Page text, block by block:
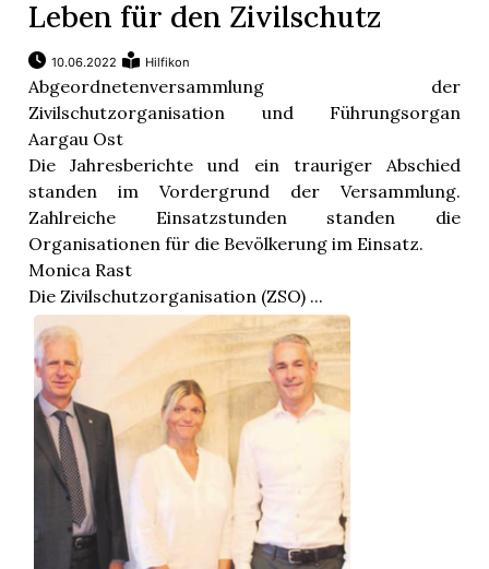
Leben für den Zivilschutz
10.06.2022 Hilfikon
Abgeordnetenversammlung der
Zivilschutzorganisation und Führungsorgan
Aargau Ost
Die Jahresberichte und ein trauriger Abschied
standen im Vordergrund der Versammlung.
Zahlreiche Einsatzstunden standen die
Organisationen für die Bevölkerung im Einsatz.
Monica Rast
Die Zivilschutzorganisation (ZSO) ...